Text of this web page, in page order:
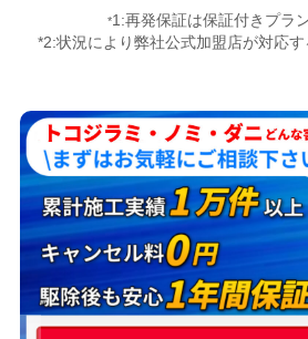
*1:再発保証は保証付きプラ
*2:状況により弊社公式加盟店が対応す